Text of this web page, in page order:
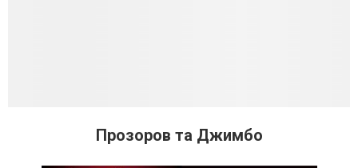
Прозоров та Джимбо